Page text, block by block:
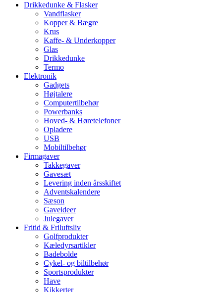
Drikkedunke & Flasker
Vandflasker
Kopper & Bægre
Krus
Kaffe- & Underkopper
Glas
Drikkedunke
Termo
Elektronik
Gadgets
Højtalere
Computertilbehør
Powerbanks
Hoved- & Høretelefoner
Opladere
USB
Mobiltilbehør
Firmagaver
Takkegaver
Gavesæt
Levering inden årsskiftet
Adventskalendere
Sæson
Gaveideer
Julegaver
Fritid & Friluftsliv
Golfprodukter
Kæledyrsartikler
Badebolde
Cykel- og biltilbehør
Sportsprodukter
Have
Kikkerter